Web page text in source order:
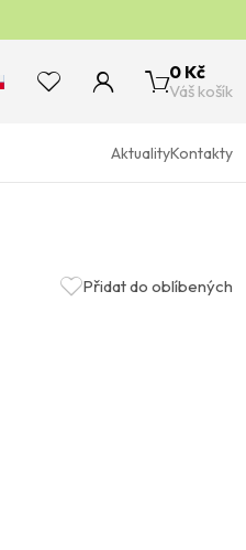
0 Kč
Váš košík
AktualityKontakty
Přidat do oblíbených